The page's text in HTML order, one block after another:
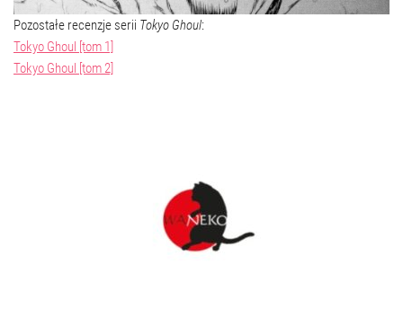
Pozostałe recenzje serii Tokyo Ghoul:
Tokyo Ghoul [tom 1]
Tokyo Ghoul [tom 2]